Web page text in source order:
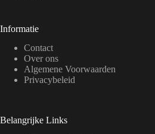
Informatie
Contact
Over ons
Algemene Voorwaarden
Privacybeleid
Belangrijke Links